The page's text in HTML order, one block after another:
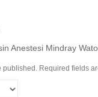
Anestesi Mindray
published. Required fields